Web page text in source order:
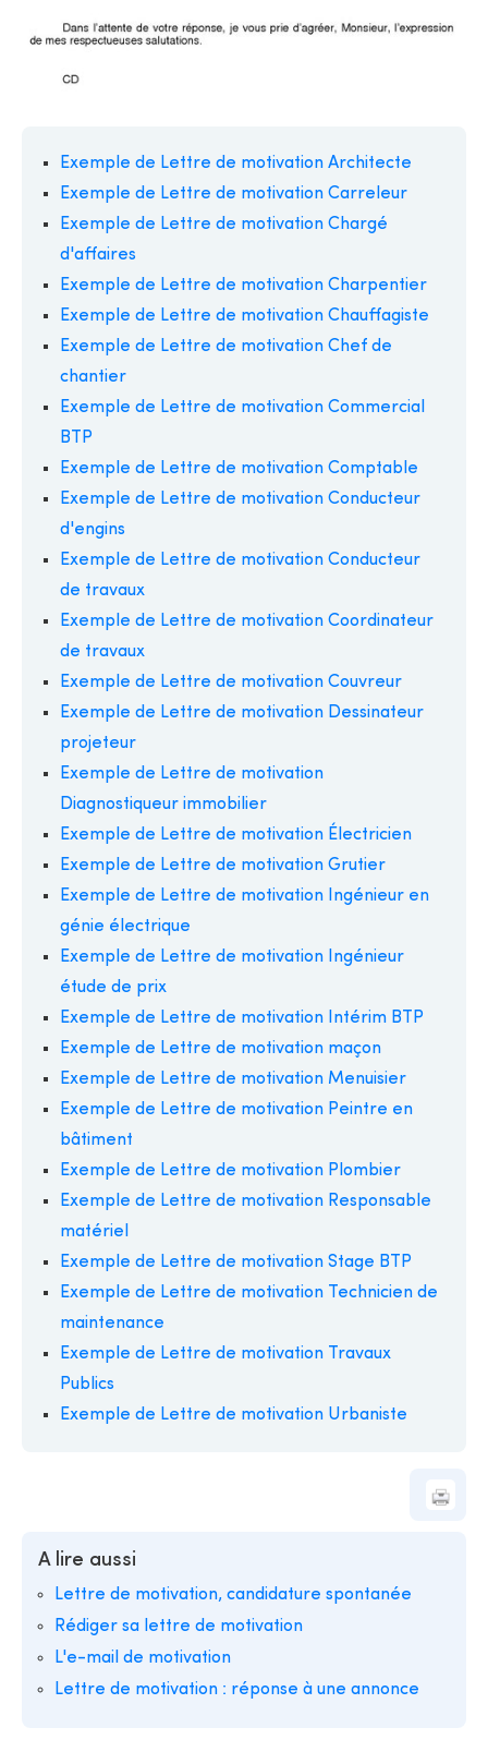
Exemple de Lettre de motivation Architecte
Exemple de Lettre de motivation Carreleur
Exemple de Lettre de motivation Chargé
d'affaires
Exemple de Lettre de motivation Charpentier
Exemple de Lettre de motivation Chauffagiste
Exemple de Lettre de motivation Chef de
chantier
Exemple de Lettre de motivation Commercial
BTP
Exemple de Lettre de motivation Comptable
Exemple de Lettre de motivation Conducteur
d'engins
Exemple de Lettre de motivation Conducteur
de travaux
Exemple de Lettre de motivation Coordinateur
de travaux
Exemple de Lettre de motivation Couvreur
Exemple de Lettre de motivation Dessinateur
projeteur
Exemple de Lettre de motivation
Diagnostiqueur immobilier
Exemple de Lettre de motivation Électricien
Exemple de Lettre de motivation Grutier
Exemple de Lettre de motivation Ingénieur en
génie électrique
Exemple de Lettre de motivation Ingénieur
étude de prix
Exemple de Lettre de motivation Intérim BTP
Exemple de Lettre de motivation maçon
Exemple de Lettre de motivation Menuisier
Exemple de Lettre de motivation Peintre en
bâtiment
Exemple de Lettre de motivation Plombier
Exemple de Lettre de motivation Responsable
matériel
Exemple de Lettre de motivation Stage BTP
Exemple de Lettre de motivation Technicien de
maintenance
Exemple de Lettre de motivation Travaux
Publics
Exemple de Lettre de motivation Urbaniste
A lire aussi
Lettre de motivation, candidature spontanée
Rédiger sa lettre de motivation
L'e-mail de motivation
Lettre de motivation : réponse à une annonce